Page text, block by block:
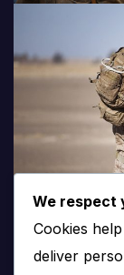
We respect
Cookies
deliver